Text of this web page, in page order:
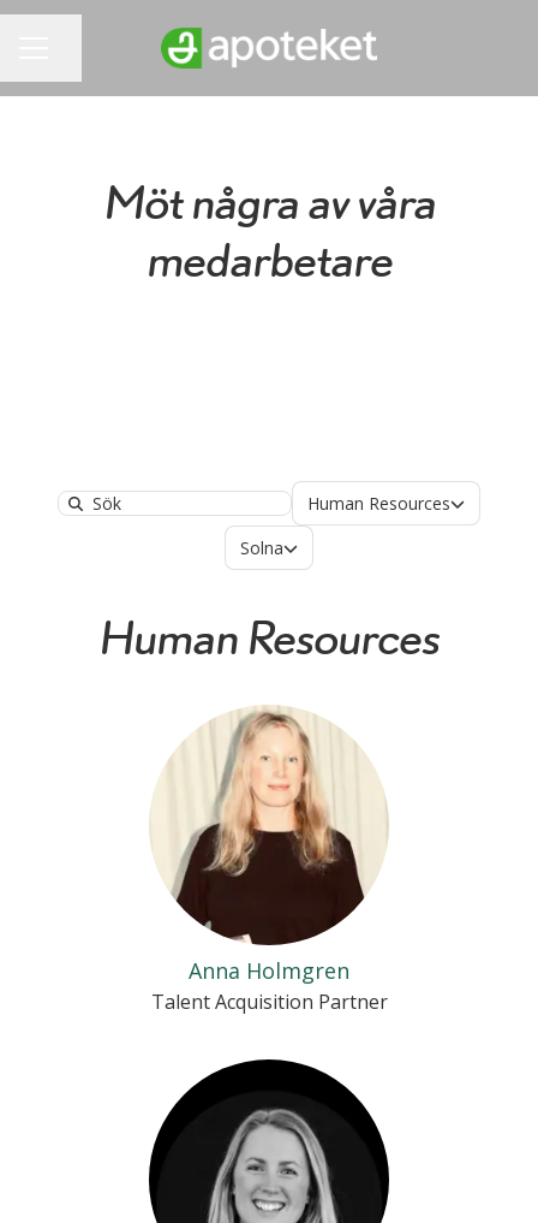
Möt några av våra
medarbetare
Search
Avdelningar
Human Resources
Platser
Solna
Human Resources
Anna Holmgren
Talent Acquisition Partner